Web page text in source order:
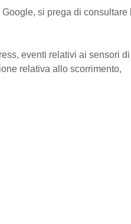
si prega di consultare
eventi relativi ai sensori di
relativa allo scorrimento,